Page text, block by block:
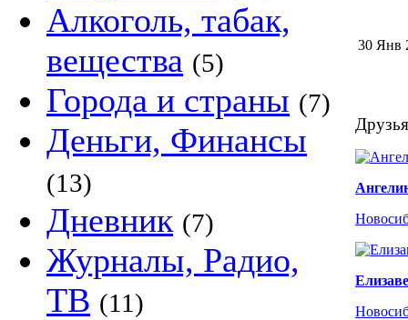
Алкоголь, табак,
вещества (5)
Города и страны (7)
Деньги, Финансы
(13)
Дневник (7)
Журналы, Радио,
ТВ (11)
30 Янв